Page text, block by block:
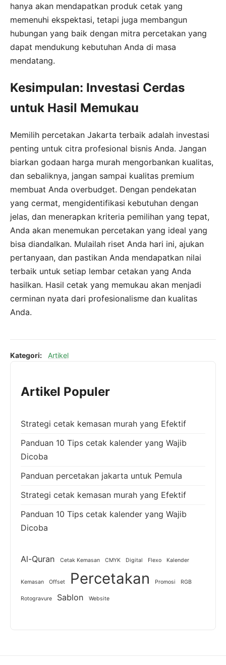
hanya akan mendapatkan produk cetak yang
memenuhi ekspektasi, tetapi juga membangun
hubungan yang baik dengan mitra percetakan yang
dapat mendukung kebutuhan Anda di masa
mendatang.
Kesimpulan: Investasi Cerdas
untuk Hasil Memukau
Memilih percetakan Jakarta terbaik adalah investasi
penting untuk citra profesional bisnis Anda. Jangan
biarkan godaan harga murah mengorbankan kualitas,
dan sebaliknya, jangan sampai kualitas premium
membuat Anda overbudget. Dengan pendekatan
yang cermat, mengidentifikasi kebutuhan dengan
jelas, dan menerapkan kriteria pemilihan yang tepat,
Anda akan menemukan percetakan yang ideal yang
bisa diandalkan. Mulailah riset Anda hari ini, ajukan
pertanyaan, dan pastikan Anda mendapatkan nilai
terbaik untuk setiap lembar cetakan yang Anda
hasilkan. Hasil cetak yang memukau akan menjadi
cerminan nyata dari profesionalisme dan kualitas
Anda.
Kategori: Artikel
Artikel Populer
Strategi cetak kemasan murah yang Efektif
Panduan 10 Tips cetak kalender yang Wajib
Dicoba
Panduan percetakan jakarta untuk Pemula
Strategi cetak kemasan murah yang Efektif
Panduan 10 Tips cetak kalender yang Wajib
Dicoba
Al-Quran Cetak Kemasan CMYK Digital Flexo Kalender
Kemasan Offset Percetakan Promosi RGB
Rotogravure Sablon Website